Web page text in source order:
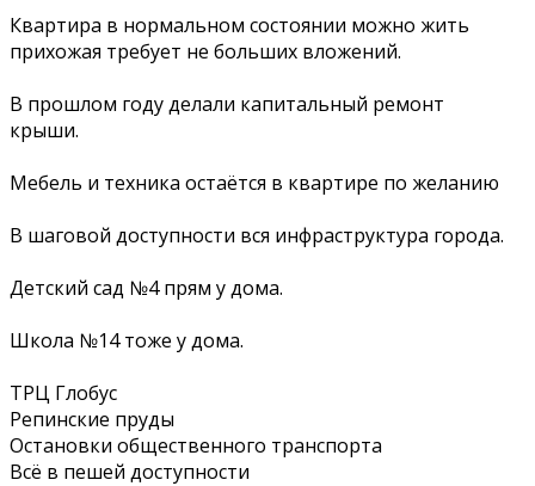
Квартира в нормальном состоянии можно жить
прихожая требует не больших вложений.
В прошлом году делали капитальный ремонт
крыши.
Мебель и техника остаётся в квартире по желанию
В шаговой доступности вся инфраструктура города.
Детский сад №4 прям у дома.
Школа №14 тоже у дома.
ТРЦ Глобус
Репинские пруды
Остановки общественного транспорта
Всё в пешей доступности